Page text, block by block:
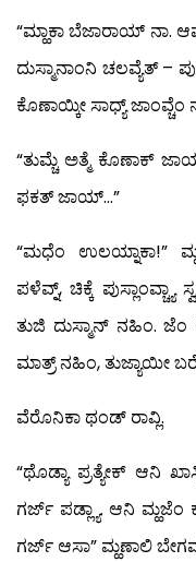
“ಮ್ಹಾಕಾ ಬೆಜಾರಾಯ್ ನಾ.
ದುಸ್ಮಾನಾಂನಿ ಚಲವ್ಯೆತ್ –
ಕೊಣಾಯ್ಕೀ ಸಾಧ್ಯ್ ಜಾಂವ್ಚೆಂ
“ತುಮ್ಚೆ ಅತ್ಮೆ ಕೊಣಾಕ್
ಫಕತ್ ಜಾಯ್…”
“ಮಧೆಂ ಉಲಯ್ನಾಕಾ!”
ಪಳೆವ್ನ್, ಚಿಕ್ಕೆ
ತುಜಿ ದುಸ್ಮಾನ್ ನಹಿಂ. ಜೆಂ
ಮಾತ್ರ್ ನಹಿಂ, ತುಜ್ಯಾಯೀ
ವೆರೊನಿಕಾ ಥಂಡ್ ರಾವ್ಲಿ.
“ಥೊಡ್ಯಾ ಪ್ರತ್ಯೇಕ್ ಆನಿ
ಗರ್ಜ್ ಪಡ್ಲ್ಯಾ. ಆನಿ ಮ್ಹಜೆಂ
ಗರ್ಜ್ ಆಸಾ” ಮ್ಹಣಾಲಿ